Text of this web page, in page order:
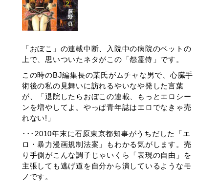
「おぼこ」の連載中断、入院中の病院のベットの
上で、思いついたネタがこの「怨霊侍」です。
この時のBJ編集長の某氏がムチャな男で、心臓手
術後の私の見舞いに訪れるやいなや発した言葉
が、「退院したらおぼこの連載、もっとエロシー
ンを増やしてよ。やっぱ青年誌はエロでなきゃ売
れない!」
･･･2010年末に石原東京都知事がうちだした「エ
ロ・暴力漫画規制法案」もわかる気がします。売
り手側がこんな調子じゃいくら「表現の自由」を
主張しても逃げ道を自分から潰しているようなモ
ノです。